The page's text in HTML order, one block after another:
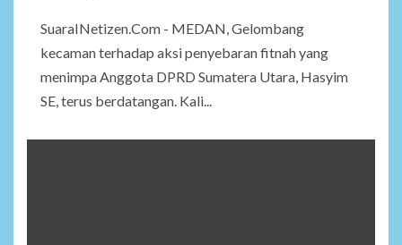
SuaraINetizen.Com - MEDAN, Gelombang
kecaman terhadap aksi penyebaran fitnah yang
menimpa Anggota DPRD Sumatera Utara, Hasyim
SE, terus berdatangan. Kali...